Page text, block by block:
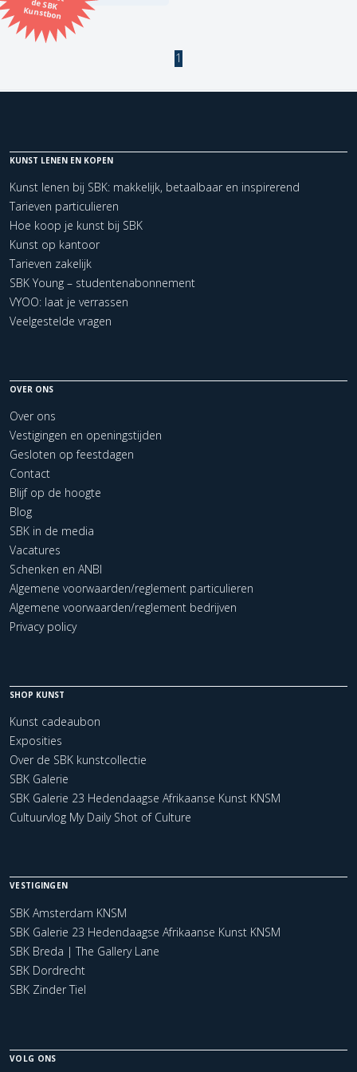
Kunstbon
Kunstenaar
Kerncollectie
1 items. Pagina: 1
1
KUNST LENEN EN KOPEN
Kunst lenen bij SBK: makkelijk, betaalbaar en inspirerend
Tarieven particulieren
Hoe koop je kunst bij SBK
Kunst op kantoor
Tarieven zakelijk
SBK Young – studentenabonnement
VYOO: laat je verrassen
Veelgestelde vragen
OVER ONS
Over ons
Vestigingen en openingstijden
Gesloten op feestdagen
Contact
Blijf op de hoogte
Blog
SBK in de media
Vacatures
Schenken en ANBI
Algemene voorwaarden/reglement particulieren
Algemene voorwaarden/reglement bedrijven
Privacy policy
SHOP KUNST
Kunst cadeaubon
Exposities
Over de SBK kunstcollectie
SBK Galerie
SBK Galerie 23 Hedendaagse Afrikaanse Kunst KNSM
Cultuurvlog My Daily Shot of Culture
VESTIGINGEN
SBK Amsterdam KNSM
SBK Galerie 23 Hedendaagse Afrikaanse Kunst KNSM
SBK Breda | The Gallery Lane
SBK Dordrecht
SBK Zinder Tiel
VOLG ONS